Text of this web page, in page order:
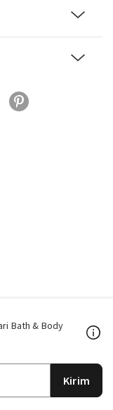
Bath & Body
Kirim